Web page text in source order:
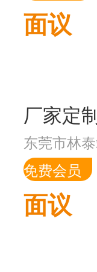
面议
东莞市林
免费会员
面议